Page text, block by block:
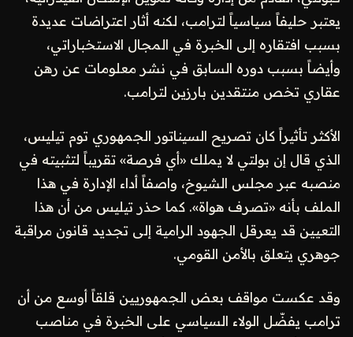
يعتبر حليفاً سياسياً لترامب، لكنه أثار اعتراضات عديدة
بسبب افتقاره إلى الخبرة في المجال الاستخباراتي،
وأيضاً بسبب دوره السابق في نشر معلومات عن رهن
عقاري تخص منتقدين بارزين لترامب.
الأكثر تأثيراً كان تصريح السيناتور الجمهوري توم تيليس،
الذي قال إن بولتي لا يملك «أي فرصة» تقريباً لتثبيته في
منصبه عبر مجلس الشيوخ، واصفاً أداء الإدارة في هذا
الملف بأنه «تصرف هواة». كما حذر تيليس من أن هذا
التعيين قد يعرقل الجهود الرامية إلى تجديد قانون مراقبة
جوهري يتعلق بالأمن القومي.
وقد عكست مواقف بعض الجمهوريين قلقاً أوسع من أن
ترامب يفضّل الولاء السياسي على الخبرة في مناصب